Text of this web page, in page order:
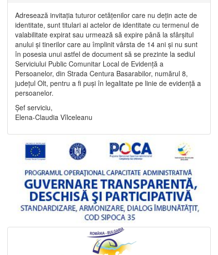
Adresează invitația tuturor cetățenilor care nu dețin acte de
identitate, sunt titulari ai actelor de identitate cu termenul de
valabilitate expirat sau urmează să expire până la sfârșitul
anului și tinerilor care au împlinit vârsta de 14 ani și nu sunt
în posesia unui astfel de document să se prezinte la sediul
Serviciului Public Comunitar Local de Evidență a
Persoanelor, din Strada Centura Basarabilor, numărul 8,
județul Olt, pentru a fi puși în legalitate pe linie de evidență a
persoanelor.
Șef serviciu,
Elena-Claudia Vîlceleanu